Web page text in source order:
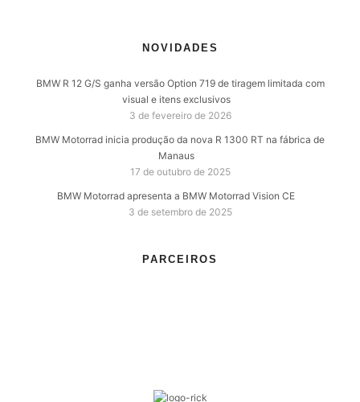
NOVIDADES
BMW R 12 G/S ganha versão Option 719 de tiragem limitada com
visual e itens exclusivos
3 de fevereiro de 2026
BMW Motorrad inicia produção da nova R 1300 RT na fábrica de
Manaus
17 de outubro de 2025
BMW Motorrad apresenta a BMW Motorrad Vision CE
3 de setembro de 2025
PARCEIROS